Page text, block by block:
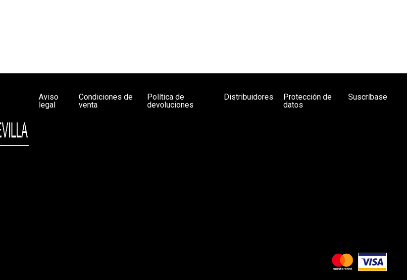
Aviso
legal
Condiciones de
venta
Política de
devoluciones
Distribuidores
Protección de
datos
Suscríbase